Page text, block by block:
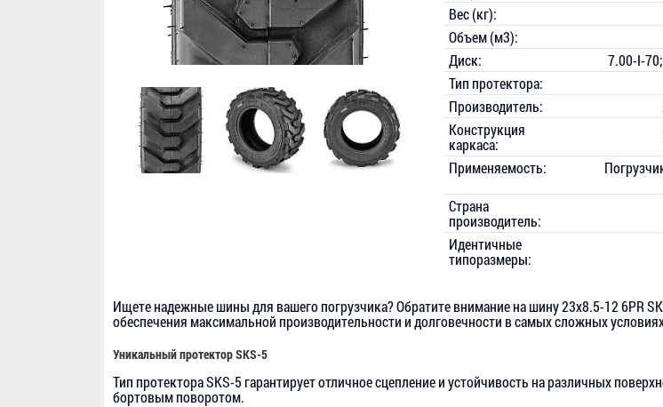
Вес (кг):
Объем (м3):
Диск:
7.00-I-
Тип протектора:
Производитель:
Конструкция
каркаса:
Применяемость:
Страна
производитель:
Идентичные
типоразмеры:
Ищете надежные шины для вашего погрузчика? Обратите внимание на шину 23x8.5-12 6PR
обеспечения максимальной производительности и долговечности в самых сложных
Уникальный протектор SKS-5
Тип протектора SKS-5 гарантирует отличное сцепление и устойчивость на различных
бортовым поворотом.